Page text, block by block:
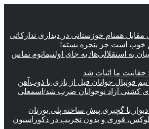
مقابل همنام خوزستانی در دیداری تدارکاتی
خوب است جز پنجره بسته!
به استقلالی‌ها/ به جای اولتیماتوم تماس
ما اثبات شد
فوتبال جوانان قبل از بازی با ذوب‌آهن
کشتی آزاد نوجوانان ضرب شد/اسمعلی
دیوار با گچبری پیش ساخته پلی یورتان
فوری و بدون تخریب در دکوراسیون